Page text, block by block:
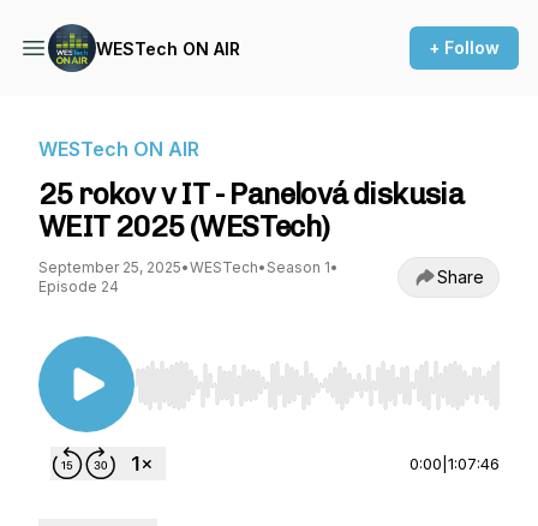
WESTech ON AIR + Follow
WESTech ON AIR
25 rokov v IT - Panelová diskusia
WEIT 2025 (WESTech)
September 25, 2025•WESTech• Season 1•
Episode 24
Share
Use Left/Right to seek, Home/End to jump to
0:00 1:07:46